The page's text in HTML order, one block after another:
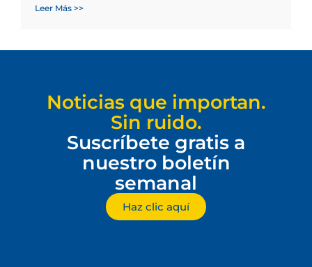
Leer Más >>
Noticias que importan.
Sin ruido.
Suscríbete gratis a
nuestro boletín
semanal
Haz clic aquí